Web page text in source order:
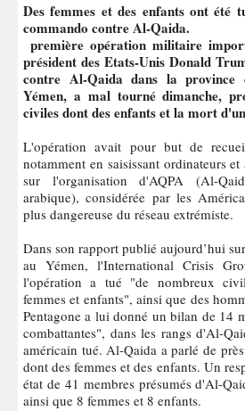
Des femmes et des enfants ont été tués lors de l’opération
commando contre Al-Qaida.
première opération militaire
président des Etats-Unis Donald
contre Al-Qaida dans la province
Yémen, a mal tourné dimanche,
civiles dont des enfants et la mort
L'opération avait pour but de
notamment en saisissant ordinateurs
sur l'organisation d'AQPA (Al-
arabique), considérée par les
plus dangereuse du réseau extrémiste.
Dans son rapport publié aujourd’hui
au Yémen, l'International Crisis
l'opération a tué "de nombreux
femmes et enfants", ainsi que des
Pentagone a lui donné un bilan de 14
combattantes", dans les rangs d'Al-
américain tué. Al-Qaida a parlé de
dont des femmes et des enfants. Un
état de 41 membres présumés d'Al-
ainsi que 8 femmes et 8 enfants.